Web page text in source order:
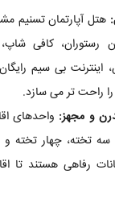
هتل آپارتمان تسنیم
رستوران، کافی
بی سیم
راحت تر می سازد.
و مجهز: واحدهای
تخته، چهار تخته و
رفاهی هستند تا